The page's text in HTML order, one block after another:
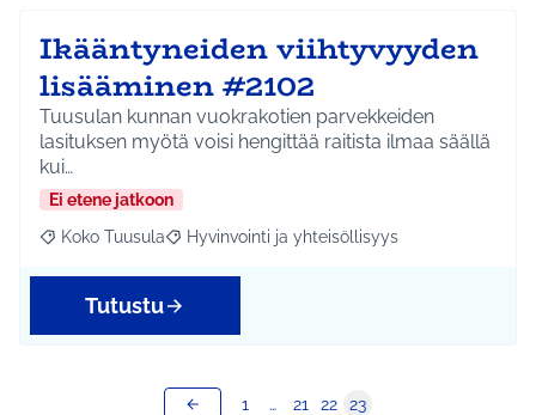
Ikääntyneiden viihtyvyyden
lisääminen #2102
Tuusulan kunnan vuokrakotien parvekkeiden
lasituksen myötä voisi hengittää raitista ilmaa säällä
kui…
Ei etene jatkoon
Rajaa tulokset aihepiirin mukaan: Koko Tuusula
Koko Tuusula Rajaa tulokset teeman mukaan: Hyvinvointi ja
Hyvinvointi ja yhteisöllisyys
Tutustu
1 … 21 22 23